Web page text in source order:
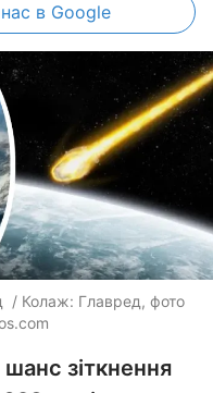
в Google
/ Колаж: Главред, фото
зіткнення